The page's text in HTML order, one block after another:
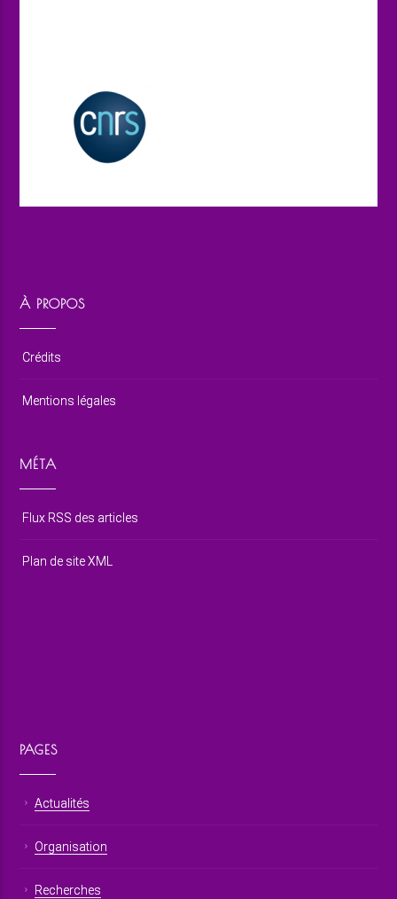
À PROPOS
Crédits
Mentions légales
MÉTA
Flux RSS des articles
Plan de site XML
PAGES
Actualités
Organisation
Recherches